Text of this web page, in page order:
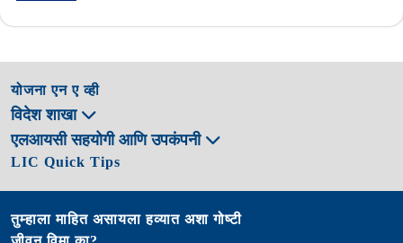
योजना एन ए व्ही
विदेश शाखा
एलआयसी सहयोगी आणि उपकंपनी
LIC Quick Tips
तुम्हाला माहित असायला हव्यात अशा गोष्टी